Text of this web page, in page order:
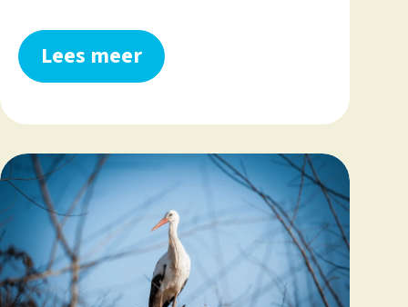
Lees meer